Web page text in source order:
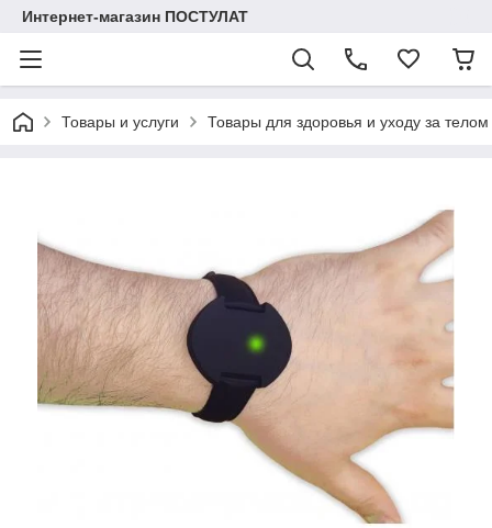
Интернет-магазин ПОСТУЛАТ
Товары и услуги Товары для здоровья и уходу за телом